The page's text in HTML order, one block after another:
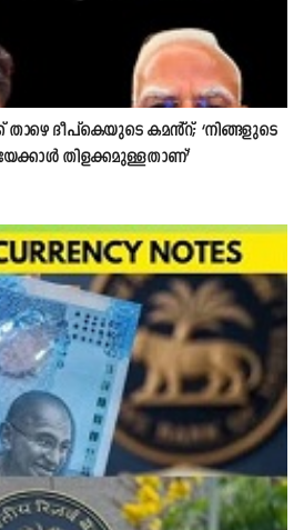
ദീപ്കെയുടെ കമൻ്റ്; ‘നിങ്ങളുടെ
തിളക്കമുള്ളതാണ്’